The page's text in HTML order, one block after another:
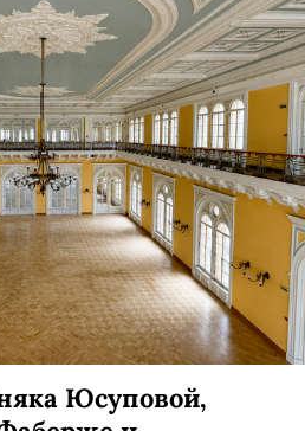
Юсуповой,